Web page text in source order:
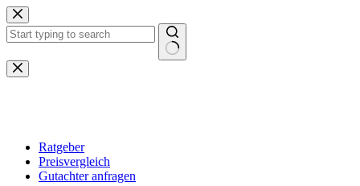
Zum
Inhalt
springen
Keine
Ergebnisse
Ratgeber
Preisvergleich
Gutachter anfragen